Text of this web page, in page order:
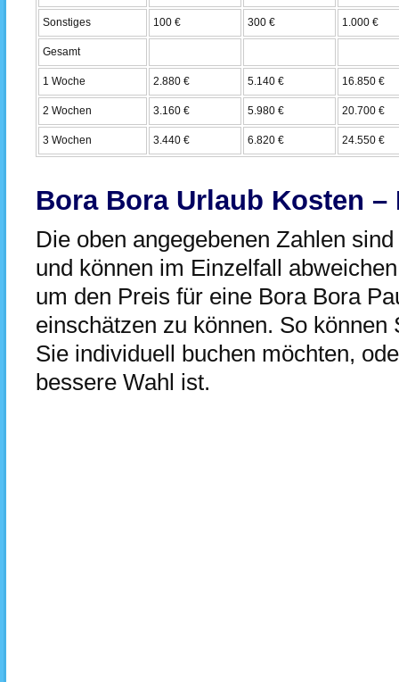
Sonstiges 100 € 300 € 1.000 €
Gesamt
1 Woche 2.880 € 5.140 € 16.850 €
2 Wochen 3.160 € 5.980 € 20.700 €
3 Wochen 3.440 € 6.820 € 24.550 €
Bora Bora Urlaub Kosten –
Die oben angegebenen Zahlen
und können im Einzelfall
um den Preis für eine Bora Bora
einschätzen zu können. So
Sie individuell buchen möchten,
bessere Wahl ist.